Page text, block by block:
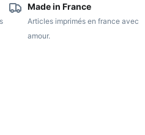
Made in France
Articles imprimés en france avec
amour.